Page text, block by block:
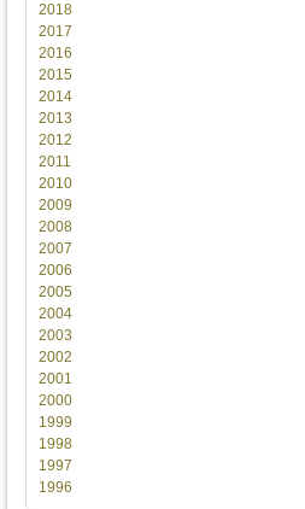
2018
2017
2016
2015
2014
2013
2012
2011
2010
2009
2008
2007
2006
2005
2004
2003
2002
2001
2000
1999
1998
1997
1996